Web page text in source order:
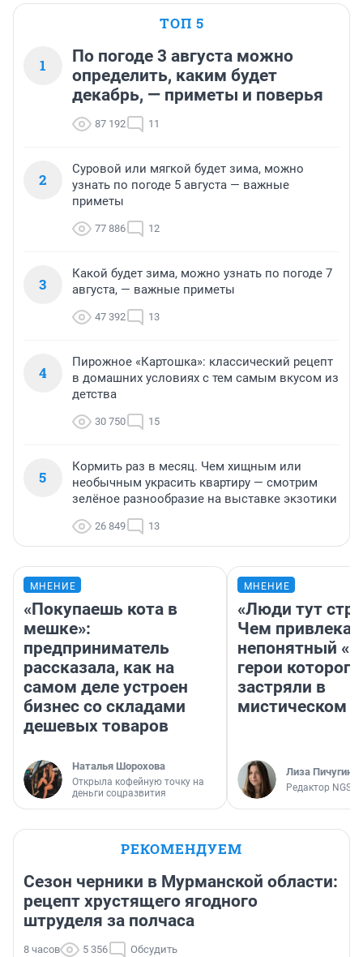
ТОП 5
1
По погоде 3 августа можно
определить, каким будет
декабрь, — приметы и поверья
87 192 11
2
Суровой или мягкой будет зима, можно
узнать по погоде 5 августа — важные
приметы
77 886 12
3
Какой будет зима, можно узнать по погоде 7
августа, — важные приметы
47 392 13
4
Пирожное «Картошка»: классический рецепт
в домашних условиях с тем самым вкусом из
детства
30 750 15
5
Кормить раз в месяц. Чем хищным или
необычным украсить квартиру — смотрим
зелёное разнообразие на выставке экзотики
26 849 13
МНЕНИЕ
«Покупаешь кота в
мешке»:
предприниматель
рассказала, как на
самом деле устроен
бизнес со складами
дешевых товаров
Наталья Шорохова
Открыла кофейную точку на
деньги соцразвития
МНЕНИЕ
«Люди тут
Чем
непонятный
герои которого
застряли в
мистическом
Лиза Пичугина
Редактор
РЕКОМЕНДУЕМ
Сезон черники в Мурманской области:
рецепт хрустящего ягодного
штруделя за полчаса
8 часов 5 356 Обсудить